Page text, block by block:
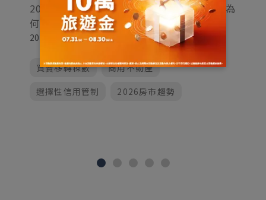
2026 年第二季房市展望：股市創新高，房市為
何冷清｜劉佩真觀點
2026/07/01
買賣移轉棟數
商用不動產
選擇性信用管制
2026房市趨勢